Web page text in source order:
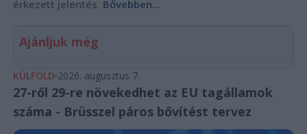
érkezett jelentés. Bővebben...
Ajánljuk még
KÜLFÖLD 2026. augusztus 7.
27-ről 29-re növekedhet az EU tagállamok
száma - Brüsszel páros bővítést tervez